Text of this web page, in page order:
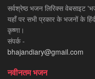
सर्वश्रेष्ठ भजन लिरिक्स वेबसाइट
यहाँ पर सभी प्रकार के भजनों के
कृष्णा।
संपर्क -
bhajandiary@gmail.com
नवीनतम भजन